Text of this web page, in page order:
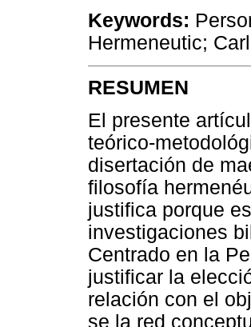
Keywords:
Hermeneutic;
RESUMEN
El presente
teórico-
disertación de
filosofía
justifica porque
investigaciones
Centrado en la
justificar la
relación con el
se la red